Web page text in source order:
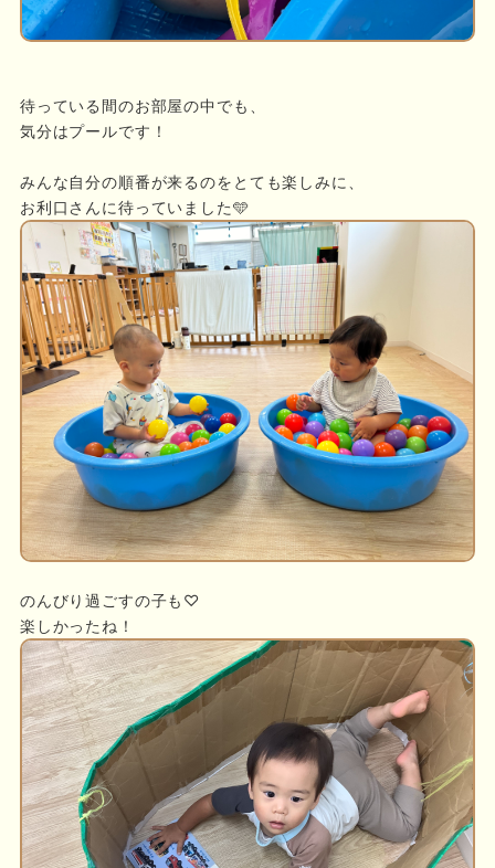
待っている間のお部屋の中でも、
気分はプールです！
みんな自分の順番が来るのをとても楽しみに、
お利口さんに待っていました🩵
のんびり過ごすの子も♡
楽しかったね！